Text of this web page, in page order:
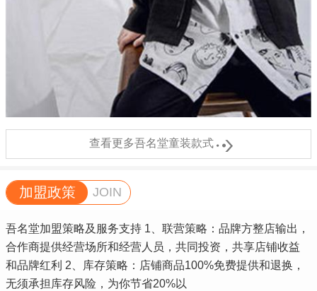
查看更多吾名堂童装款式
加盟政策 JOIN
吾名堂加盟策略及服务支持 1、联营策略：品牌方整店输出，
合作商提供经营场所和经营人员，共同投资，共享店铺收益
和品牌红利 2、库存策略：店铺商品100%免费提供和退换，
无须承担库存风险，为你节省20%以